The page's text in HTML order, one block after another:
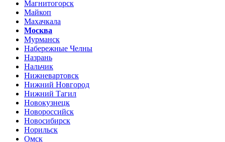
Магнитогорск
Майкоп
Махачкала
Москва
Мурманск
Набережные Челны
Назрань
Нальчик
Нижневартовск
Нижний Новгород
Нижний Тагил
Новокузнецк
Новороссийск
Новосибирск
Норильск
Омск